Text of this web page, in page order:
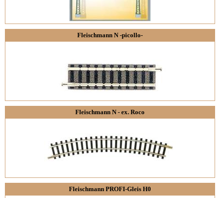
Fleischmann N -picollo-
Fleischmann N - ex. Roco
Fleischmann PROFI-Gleis H0